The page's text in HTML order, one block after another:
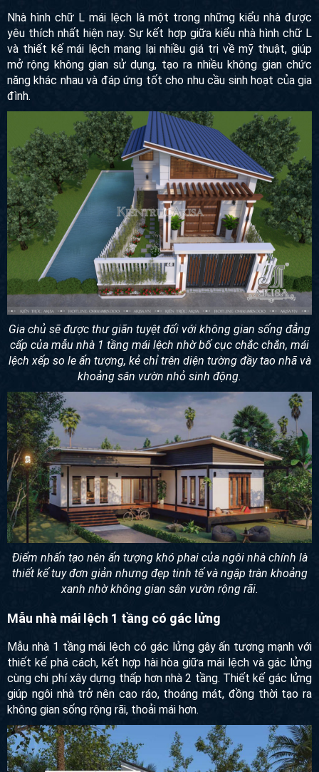
Nhà hình chữ L mái lệch là một trong những kiểu nhà được
yêu thích nhất hiện nay. Sự kết hợp giữa kiểu nhà hình chữ L
và thiết kế mái lệch mang lại nhiều giá trị về mỹ thuật, giúp
mở rộng không gian sử dụng, tạo ra nhiều không gian chức
năng khác nhau và đáp ứng tốt cho nhu cầu sinh hoạt của gia
đình.
Gia chủ sẽ được thư giãn tuyệt đối với không gian sống đẳng
cấp của mẫu nhà 1 tầng mái lệch nhờ bố cục chắc chắn, mái
lệch xếp so le ấn tượng, kẻ chỉ trên diện tường đầy tao nhã và
khoảng sân vườn nhỏ sinh động.
Điểm nhấn tạo nên ấn tượng khó phai của ngôi nhà chính là
thiết kế tuy đơn giản nhưng đẹp tinh tế và ngập tràn khoảng
xanh nhờ không gian sân vườn rộng rãi.
Mẫu nhà mái lệch 1 tầng có gác lửng
Mẫu nhà 1 tầng mái lệch có gác lửng gây ấn tượng mạnh với
thiết kế phá cách, kết hợp hài hòa giữa mái lệch và gác lửng
cùng chi phí xây dựng thấp hơn nhà 2 tầng. Thiết kế gác lửng
giúp ngôi nhà trở nên cao ráo, thoáng mát, đồng thời tạo ra
không gian sống rộng rãi, thoải mái hơn.